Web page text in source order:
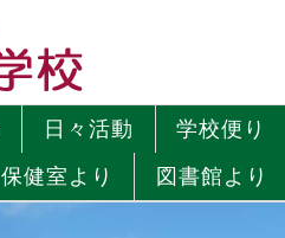
日々活動
学校便り
保健室より 図書館より